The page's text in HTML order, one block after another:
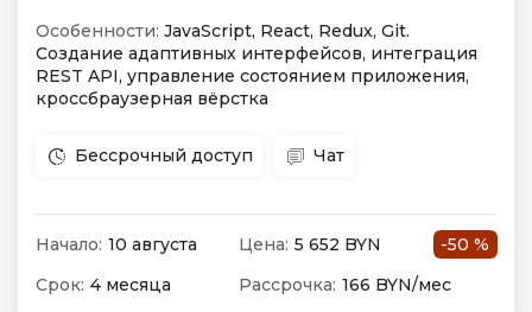
Особенности: JavaScript, React, Redux, Git.
Создание адаптивных интерфейсов, интеграция
REST API, управление состоянием приложения,
кроссбраузерная вёрстка
Бессрочный доступ Чат
Начало: 10 августа Цена: 5 652 BYN
-50 %
Срок: 4 месяца Рассрочка: 166 BYN/мес